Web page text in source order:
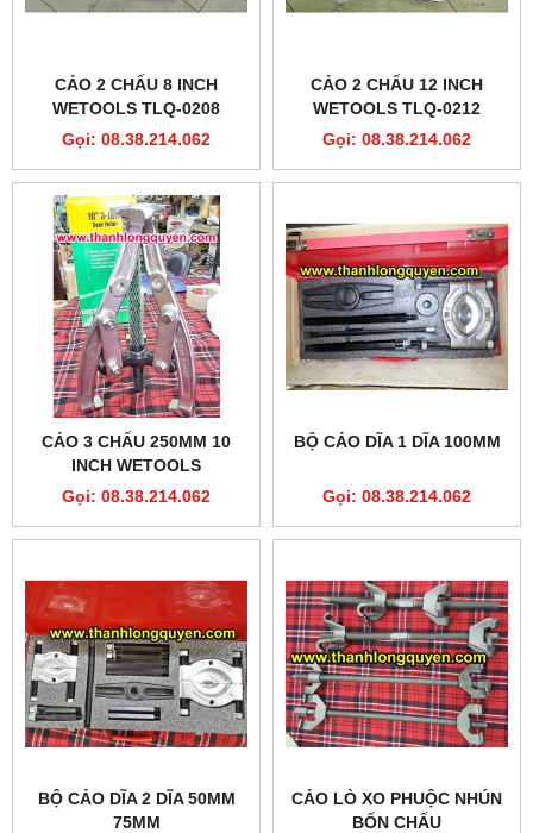
CẢO 2 CHẤU 8 INCH
WETOOLS TLQ-0208
Gọi: 08.38.214.062
CẢO 2 CHẤU 12 INCH
WETOOLS TLQ-0212
Gọi: 08.38.214.062
CẢO 3 CHẤU 250MM 10
INCH WETOOLS
Gọi: 08.38.214.062
BỘ CẢO DĨA 1 DĨA 100MM
Gọi: 08.38.214.062
BỘ CẢO DĨA 2 DĨA 50MM
75MM
CẢO LÒ XO PHUỘC NHÚN
BỐN CHẤU